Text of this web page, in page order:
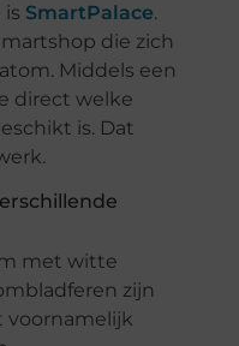
SmartPalace.
die zich
Middels een
direct welke
is. Dat
met witte
zijn
voornamelijk